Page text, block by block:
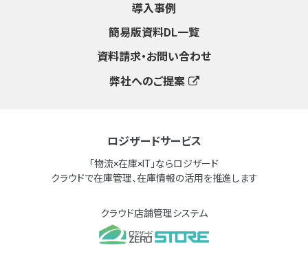
導入事例
簡易版資料DL一覧
資料請求・お問い合わせ
弊社へのご提案
ロジザードサービス
「物流×在庫×IT」ならロジザード
クラウドで在庫管理、在庫情報の活用を推進します
クラウド店舗管理システム